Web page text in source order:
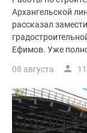
Архангельской
рассказал
Ефимов. Уже
08 августа